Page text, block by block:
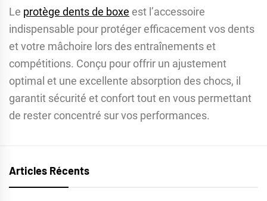
Le protège dents de boxe est l’accessoire
indispensable pour protéger efficacement vos dents
et votre mâchoire lors des entraînements et
compétitions. Conçu pour offrir un ajustement
optimal et une excellente absorption des chocs, il
garantit sécurité et confort tout en vous permettant
de rester concentré sur vos performances.
Articles Récents